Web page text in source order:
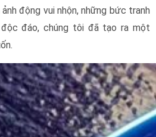
động vui nhộn, những bức tranh
đáo, chúng tôi đã tạo ra một